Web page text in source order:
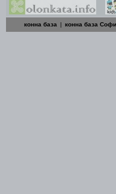
конна база | конна база